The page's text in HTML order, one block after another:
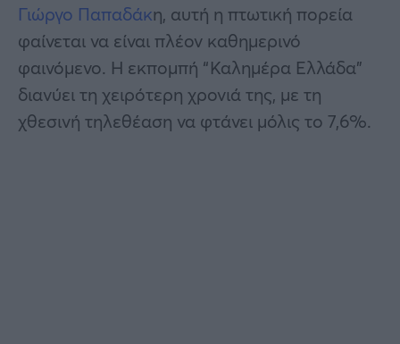
Γιώργο Παπαδάκη, αυτή η πτωτική πορεία
φαίνεται να είναι πλέον καθημερινό
φαινόμενο. Η εκπομπή “Καλημέρα Ελλάδα”
διανύει τη χειρότερη χρονιά της, με τη
χθεσινή τηλεθέαση να φτάνει μόλις το 7,6%.